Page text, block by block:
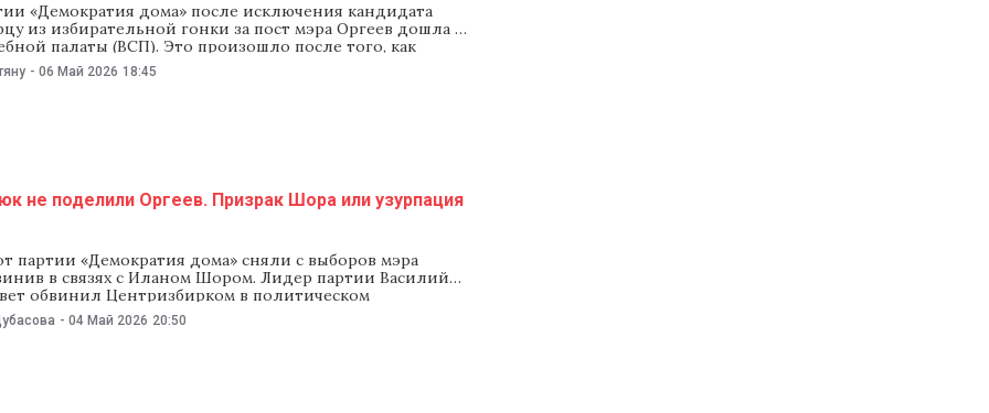
«Демократия дома» после исключения кандидата
из избирательной гонки за пост мэра Оргеев дошла до
палаты (ВСП). Это произошло после того, как
палата передала дело в суд Оргеева, а тот отказался
иск и заявил о «конфликте компетенции» между
- 06 Май 2026 18:45
не поделили Оргеев. Призрак Шора или узурпация
партии «Демократия дома» сняли с выборов мэра
в связях с Иланом Шором. Лидер партии Василий
обвинил Центризбирком в политическом
в выборы по указке правящей партии PAS. Его
другие оппозиционные политики. О том, почему ЦИК
- 04 Май 2026 20:50